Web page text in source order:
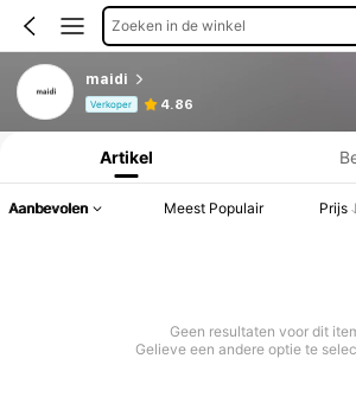
Zoeken in de winkel
maidi
Verkoper 4.86
Productinformatie: Prijsopenbaring, Verkoop- en
Artikel
Aanbevolen Meest Populair Prijs
Geen resultaten voor dit
Gelieve een andere optie te